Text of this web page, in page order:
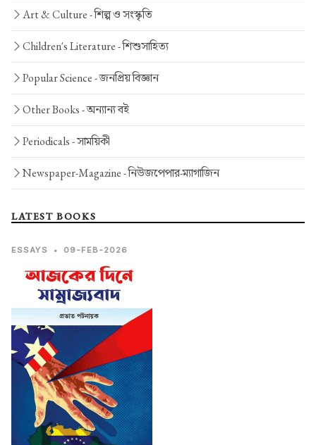
Art & Culture -শিল্প ও সংস্কৃতি
Children's Literature -শিশুসাহিত্য
Popular Science -জনপ্রিয় বিজ্ঞান
Other Books -অন্যান্য বই
Periodicals -সাময়িকী
Newspaper-Magazine -নিউজপেপার-ম্যাগাজিন
LATEST BOOKS
ESSAYS • 09-FEB-2026